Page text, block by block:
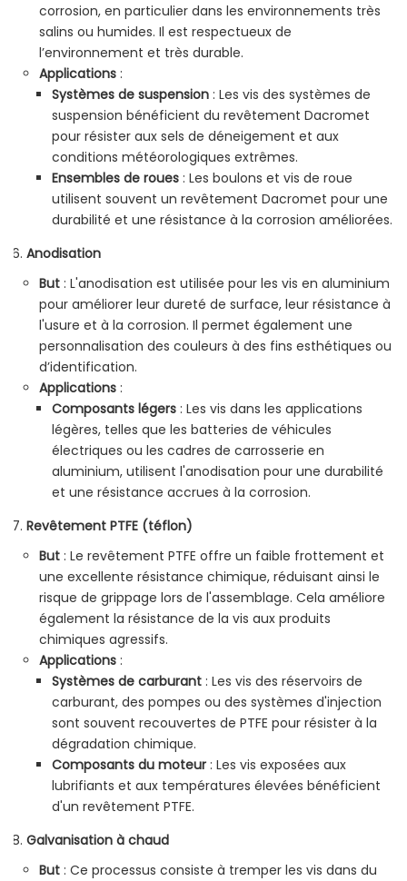
corrosion, en particulier dans les environnements très
salins ou humides. Il est respectueux de
l’environnement et très durable.
Applications :
Systèmes de suspension : Les vis des systèmes de
suspension bénéficient du revêtement Dacromet
pour résister aux sels de déneigement et aux
conditions météorologiques extrêmes.
Ensembles de roues : Les boulons et vis de roue
utilisent souvent un revêtement Dacromet pour une
durabilité et une résistance à la corrosion améliorées.
Anodisation
But : L'anodisation est utilisée pour les vis en aluminium
pour améliorer leur dureté de surface, leur résistance à
l'usure et à la corrosion. Il permet également une
personnalisation des couleurs à des fins esthétiques ou
d’identification.
Applications :
Composants légers : Les vis dans les applications
légères, telles que les batteries de véhicules
électriques ou les cadres de carrosserie en
aluminium, utilisent l'anodisation pour une durabilité
et une résistance accrues à la corrosion.
Revêtement PTFE (téflon)
But : Le revêtement PTFE offre un faible frottement et
une excellente résistance chimique, réduisant ainsi le
risque de grippage lors de l'assemblage. Cela améliore
également la résistance de la vis aux produits
chimiques agressifs.
Applications :
Systèmes de carburant : Les vis des réservoirs de
carburant, des pompes ou des systèmes d'injection
sont souvent recouvertes de PTFE pour résister à la
dégradation chimique.
Composants du moteur : Les vis exposées aux
lubrifiants et aux températures élevées bénéficient
d'un revêtement PTFE.
Galvanisation à chaud
But : Ce processus consiste à tremper les vis dans du